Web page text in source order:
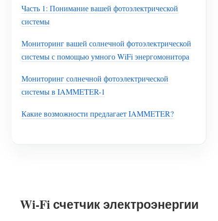
Часть 1: Понимание вашей фотоэлектрической
системы
Мониторинг вашей солнечной фотоэлектрической
системы с помощью умного WiFi энергомонитора
Мониторинг солнечной фотоэлектрической
системы в IAMMETER-1
Какие возможности предлагает IAMMETER?
Wi-Fi счетчик электроэнергии